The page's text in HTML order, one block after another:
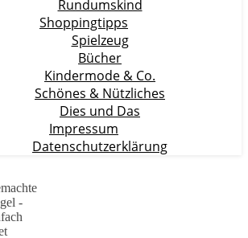
Rundumskind
Shoppingtipps
Spielzeug
Bücher
Kindermode & Co.
Schönes & Nützliches
Dies und Das
Impressum
Datenschutzerklärung